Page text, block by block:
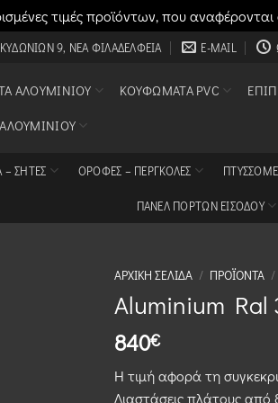
τιμές προϊόντων, που
9, ΝΈΑ ΦΙΛΑΔΈΛΦΕΙΑ E-MAIL
ΑΛΟΥΜΙΝΊΟΥ ΚΟΥΦΏΜΑΤΑ PVC
– ΣΗΤΕΣ ΟΡΟΦΈΣ – ΠΈΡΓΚΟΛΕΣ
ΠΑΝΕΛ ΠΟΡΤΩΝ ΕΙΣΟΔΟΥ
ΑΡΧΙΚΉ ΣΕΛΊΔΑ / ΠΡΟΪΌΝΤΑ /
Aluminium Ral
840€
Η τιμή αφορά τη
Διαστάσεις πλάτoυς